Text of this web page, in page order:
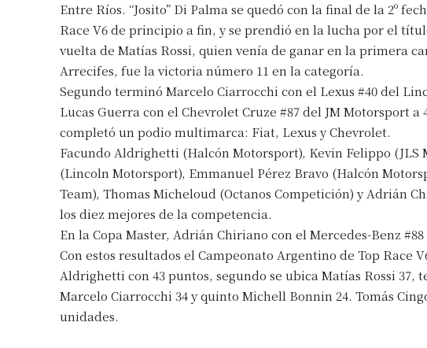
Dirección de correo
Entre Ríos. “Josito” Di Palma se quedó con la final de la 2º
Race V6 de principio a fin, y se prendió en la lucha por el
vuelta de Matías Rossi, quien venía de ganar en la primera
Arrecifes, fue la victoria número 11 en la categoría.
Segundo terminó Marcelo Ciarrocchi con el Lexus #40 del
Lucas Guerra con el Chevrolet Cruze #87 del JM Motorsport
completó un podio multimarca: Fiat, Lexus y Chevrolet.
Facundo Aldrighetti (Halcón Motorsport), Kevin Felippo
(Lincoln Motorsport), Emmanuel Pérez Bravo (Halcón
Team), Thomas Micheloud (Octanos Competición) y Adrián
los diez mejores de la competencia.
En la Copa Master, Adrián Chiriano con el Mercedes-Benz
Con estos resultados el Campeonato Argentino de Top Race
Aldrighetti con 43 puntos, segundo se ubica Matías Rossi 37,
Marcelo Ciarrocchi 34 y quinto Michell Bonnin 24. Tomás
unidades.